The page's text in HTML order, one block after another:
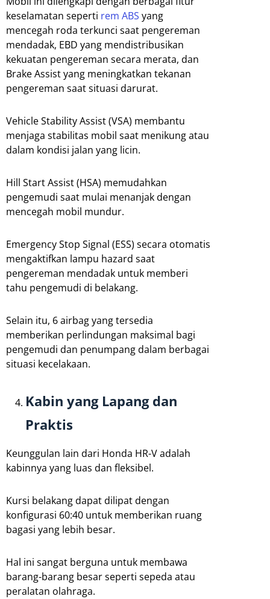
keselamatan seperti rem ABS yang
mencegah roda terkunci saat pengereman
mendadak, EBD yang mendistribusikan
kekuatan pengereman secara merata, dan
Brake Assist yang meningkatkan tekanan
pengereman saat situasi darurat.
Vehicle Stability Assist (VSA) membantu
menjaga stabilitas mobil saat menikung atau
dalam kondisi jalan yang licin.
Hill Start Assist (HSA) memudahkan
pengemudi saat mulai menanjak dengan
mencegah mobil mundur.
Emergency Stop Signal (ESS) secara otomatis
mengaktifkan lampu hazard saat
pengereman mendadak untuk memberi
tahu pengemudi di belakang.
Selain itu, 6 airbag yang tersedia
memberikan perlindungan maksimal bagi
pengemudi dan penumpang dalam berbagai
situasi kecelakaan.
Kabin yang Lapang dan
Praktis
Keunggulan lain dari Honda HR-V adalah
kabinnya yang luas dan fleksibel.
Kursi belakang dapat dilipat dengan
konfigurasi 60:40 untuk memberikan ruang
bagasi yang lebih besar.
Hal ini sangat berguna untuk membawa
barang-barang besar seperti sepeda atau
peralatan olahraga.